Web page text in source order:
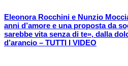
Eleonora Rocchini e Nunzio
anni d’amore e una proposta da
sarebbe vita senza di te», dalla
d’arancio – TUTTI I VIDEO